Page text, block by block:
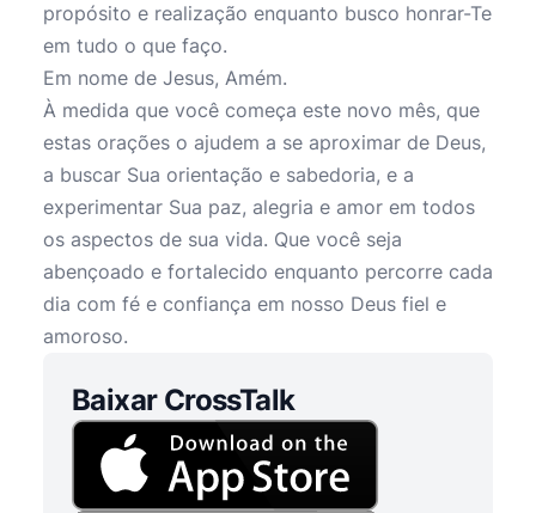
propósito e realização enquanto busco honrar-Te
em tudo o que faço.
Em nome de Jesus, Amém.
À medida que você começa este novo mês, que
estas orações o ajudem a se aproximar de Deus,
a buscar Sua orientação e sabedoria, e a
experimentar Sua paz, alegria e amor em todos
os aspectos de sua vida. Que você seja
abençoado e fortalecido enquanto percorre cada
dia com fé e confiança em nosso Deus fiel e
amoroso.
Baixar CrossTalk